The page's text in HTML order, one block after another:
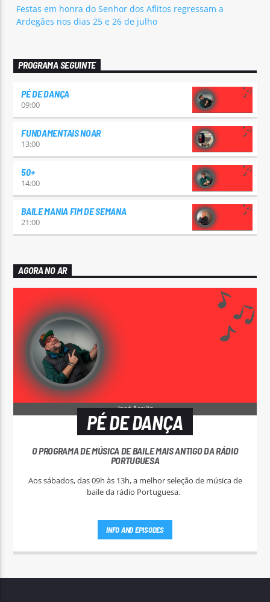
Festas em honra do Senhor dos Aflitos regressam a
Ardegães nos dias 25 e 26 de julho
PROGRAMA SEGUINTE
PÉ DE DANÇA
09:00
FUNDAMENTAIS NOAR
13:00
50+
14:00
BAILE MANIA FIM DE SEMANA
21:00
AGORA NO AR
PÉ DE DANÇA
O PROGRAMA DE MÚSICA DE BAILE MAIS ANTIGO DA RÁDIO
PORTUGUESA
Aos sábados, das 09h às 13h, a melhor seleção de música de
INFO AND EPISODES